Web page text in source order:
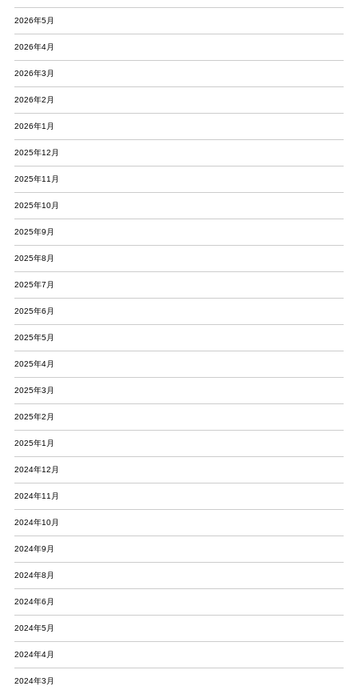
2026年5月
2026年4月
2026年3月
2026年2月
2026年1月
2025年12月
2025年11月
2025年10月
2025年9月
2025年8月
2025年7月
2025年6月
2025年5月
2025年4月
2025年3月
2025年2月
2025年1月
2024年12月
2024年11月
2024年10月
2024年9月
2024年8月
2024年6月
2024年5月
2024年4月
2024年3月